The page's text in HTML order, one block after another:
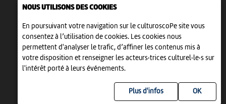
NOUS UTILISONS DES COOKIES
En poursuivant votre navigation sur le culturoscoPe site vous
consentez à l’utilisation de cookies. Les cookies nous
permettent d'analyser le trafic, d’affiner les contenus mis à
votre disposition et renseigner les acteurs·trices culturel·le·s sur
l'intérêt porté à leurs événements.
Plus d'infos